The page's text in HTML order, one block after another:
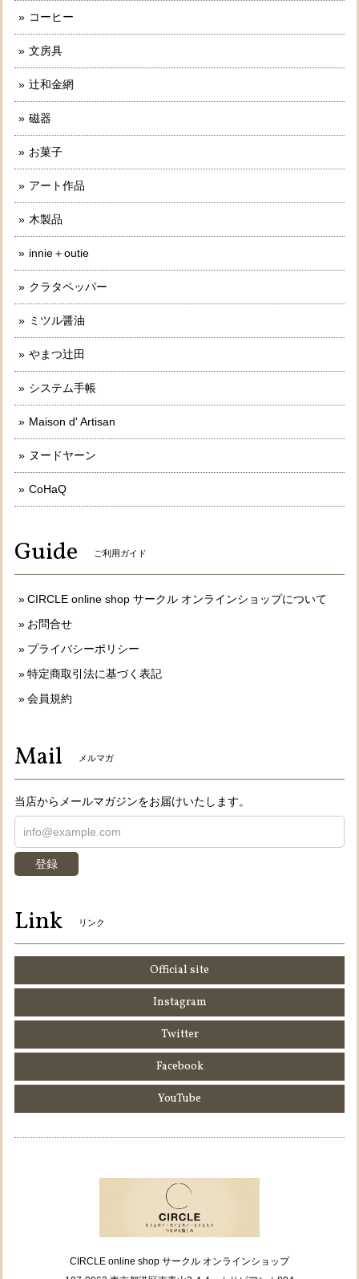
コーヒー
文房具
辻和金網
磁器
お菓子
アート作品
木製品
innie＋outie
クラタペッパー
ミツル醤油
やまつ辻田
システム手帳
Maison d' Artisan
ヌードヤーン
CoHaQ
Guide ご利用ガイド
CIRCLE online shop サークル オンラインショップについて
お問合せ
プライバシーポリシー
特定商取引法に基づく表記
会員規約
Mail メルマガ
当店からメールマガジンをお届けいたします。
登録
Link リンク
Official site
Instagram
Twitter
Facebook
YouTube
CIRCLE online shop サークル オンラインショップ